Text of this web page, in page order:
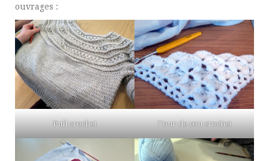
ouvrages :
Pull crochet Tour de cou crochet